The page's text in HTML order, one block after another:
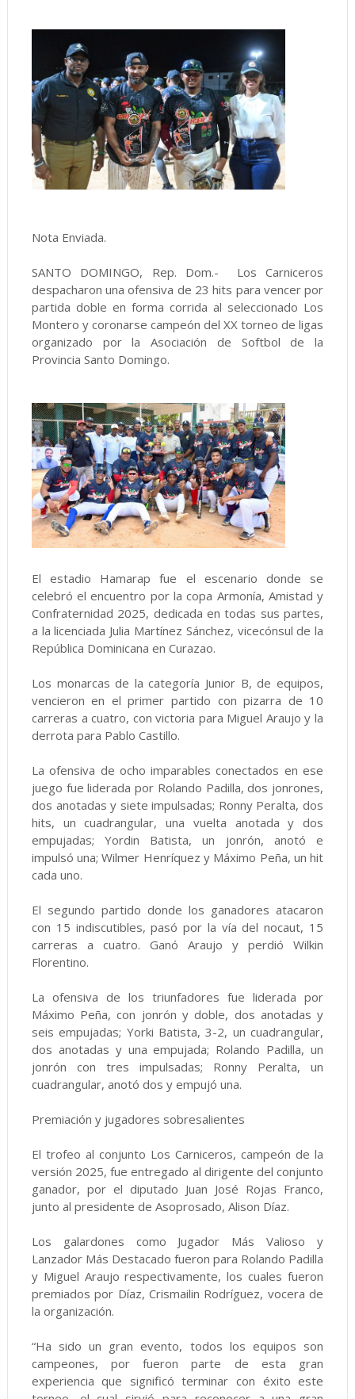
Nota Enviada.
SANTO DOMINGO, Rep. Dom.- Los Carniceros
despacharon una ofensiva de 23 hits para vencer por
partida doble en forma corrida al seleccionado Los
Montero y coronarse campeón del XX torneo de ligas
organizado por la Asociación de Softbol de la
Provincia Santo Domingo.
El estadio Hamarap fue el escenario donde se
celebró el encuentro por la copa Armonía, Amistad y
Confraternidad 2025, dedicada en todas sus partes,
a la licenciada Julia Martínez Sánchez, vicecónsul de la
República Dominicana en Curazao.
Los monarcas de la categoría Junior B, de equipos,
vencieron en el primer partido con pizarra de 10
carreras a cuatro, con victoria para Miguel Araujo y la
derrota para Pablo Castillo.
La ofensiva de ocho imparables conectados en ese
juego fue liderada por Rolando Padilla, dos jonrones,
dos anotadas y siete impulsadas; Ronny Peralta, dos
hits, un cuadrangular, una vuelta anotada y dos
empujadas; Yordin Batista, un jonrón, anotó e
impulsó una; Wilmer Henríquez y Máximo Peña, un hit
cada uno.
El segundo partido donde los ganadores atacaron
con 15 indiscutibles, pasó por la vía del nocaut, 15
carreras a cuatro. Ganó Araujo y perdió Wilkin
Florentino.
La ofensiva de los triunfadores fue liderada por
Máximo Peña, con jonrón y doble, dos anotadas y
seis empujadas; Yorki Batista, 3-2, un cuadrangular,
dos anotadas y una empujada; Rolando Padilla, un
jonrón con tres impulsadas; Ronny Peralta, un
cuadrangular, anotó dos y empujó una.
Premiación y jugadores sobresalientes
El trofeo al conjunto Los Carniceros, campeón de la
versión 2025, fue entregado al dirigente del conjunto
ganador, por el diputado Juan José Rojas Franco,
junto al presidente de Asoprosado, Alison Díaz.
Los galardones como Jugador Más Valioso y
Lanzador Más Destacado fueron para Rolando Padilla
y Miguel Araujo respectivamente, los cuales fueron
premiados por Díaz, Crismailin Rodríguez, vocera de
la organización.
“Ha sido un gran evento, todos los equipos son
campeones, por fueron parte de esta gran
experiencia que significó terminar con éxito este